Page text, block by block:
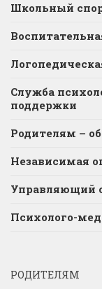
Школьный
Служба
поддержки
Родителям –
Независимая
Управляющий
Психолого-
РОДИТЕЛЯМ